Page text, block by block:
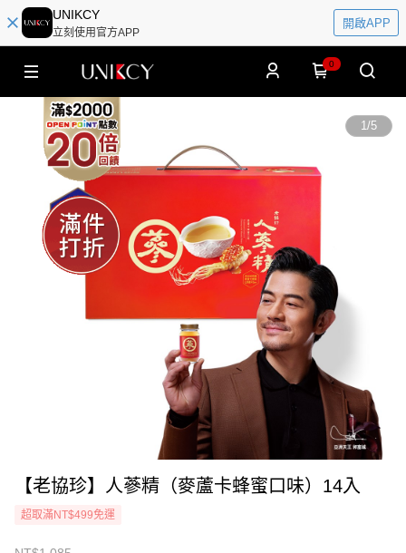
UNIKCY
立刻使用官方APP
開啟APP
0
1/5
【老協珍】人蔘精（麥蘆卡蜂蜜口味）14入
超取滿NT$499免運